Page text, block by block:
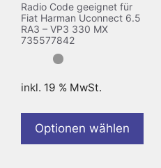
Radio Code geeignet für
Fiat Harman Uconnect 6.5
RA3 – VP3 330 MX
735577842
inkl. 19 % MwSt.
Optionen wählen